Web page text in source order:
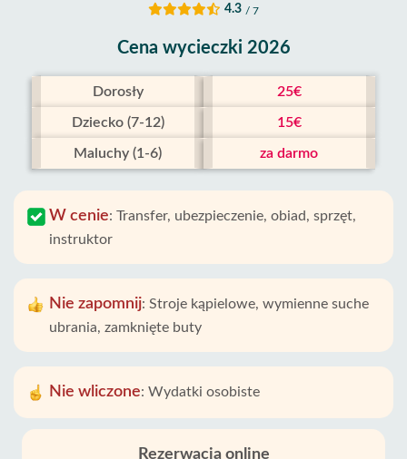
4.3 / 7
Cena wycieczki 2026
Dorosły 25€
Dziecko (7-12) 15€
Maluchy (1-6) za darmo
W cenie: Transfer, ubezpieczenie, obiad, sprzęt,
instruktor
Nie zapomnij: Stroje kąpielowe, wymienne suche
ubrania, zamknięte buty
Nie wliczone: Wydatki osobiste
Rezerwacja online